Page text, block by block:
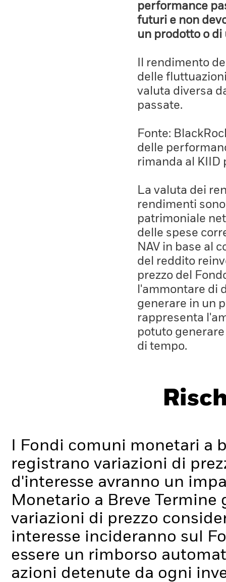
performance
futuri e non
un prodotto o di
Il rendimento
delle
valuta diversa
passate.
Fonte:
delle
rimanda al KIID
La valuta dei
rendimenti
patrimoniale
delle spese
NAV in base al
del reddito
prezzo del
l'ammontare di
generare in un
rappresenta
potuto
di tempo.
I Fondi comuni monetari a
registrano variazioni di
d'interesse avranno un
Monetario a Breve
variazioni di prezzo
interesse incideranno sul
essere un rimborso
azioni detenute da ogni